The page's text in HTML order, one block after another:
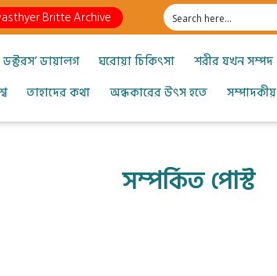
Britte Archive
ডক্টরস’ ডায়ালগ ঘরোয়া চিকিৎসা শরীর যখন সম্পদ
তাহাদের কথা অন্ধকারের উৎস হতে সম্পাদকীয়
সম্পর্কিত পোস্ট